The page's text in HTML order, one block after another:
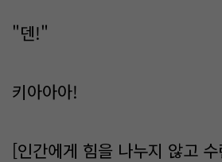
"덴!"
키아아아!
[인간에게 힘을 나누지 않고